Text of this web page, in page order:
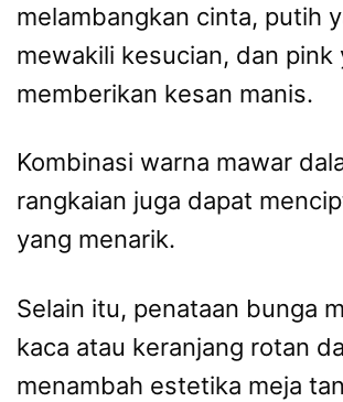
melambangkan cinta, putih
mewakili kesucian, dan pink
memberikan kesan manis.
Kombinasi warna mawar
rangkaian juga dapat
yang menarik.
Selain itu, penataan bunga
kaca atau keranjang rotan
menambah estetika meja